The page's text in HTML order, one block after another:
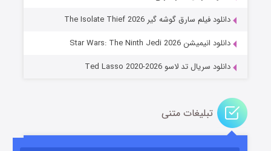
جادوگری در مغولستان
قسمت14 (زیرنویس) منتشر شد
دانلود فیلم سارق گوشه گیر The Isolate Thief 2026
دانلود انیمیشن Star Wars: The Ninth Jedi 2026
دانلود سریال تد لاسو Ted Lasso 2020-2026
تبلیغات متنی